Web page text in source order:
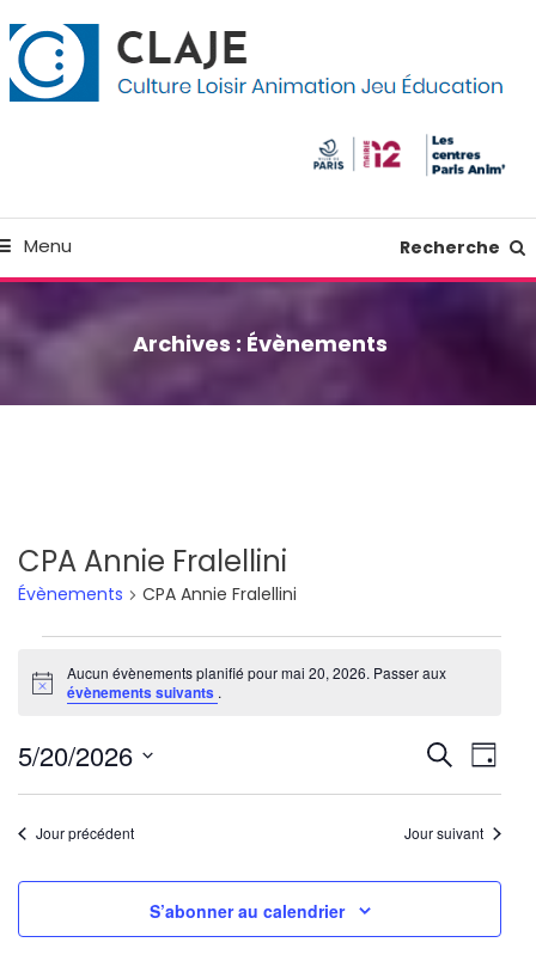
Menu Recherche
Archives : Évènements
CPA Annie Fralellini
Évènements CPA Annie Fralellini
Évènements
for
mai
20,
2026
Notice
Aucun évènements planifié pour mai 20, 2026. Passer aux
évènements suivants .
et
de
vues
Recherche
de
Jour
5/20/2026
Sélectionnez
uneJour précédent Jour suivant
S’abonner au calendrier